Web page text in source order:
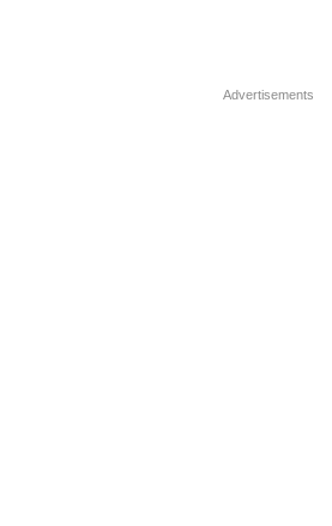
Advertisements